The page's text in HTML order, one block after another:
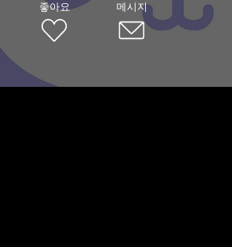
좋아요 메시지